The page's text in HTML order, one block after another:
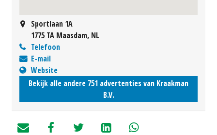
Sportlaan 1A
1775 TA Maasdam, NL
Telefoon
E-mail
Website
Bekijk alle andere 751 advertenties van Kraakman
B.V.